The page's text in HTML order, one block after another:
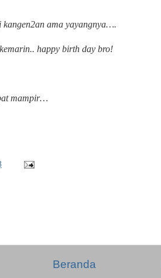
ama yayangnya….
happy birth day bro!
mampir…
Beranda